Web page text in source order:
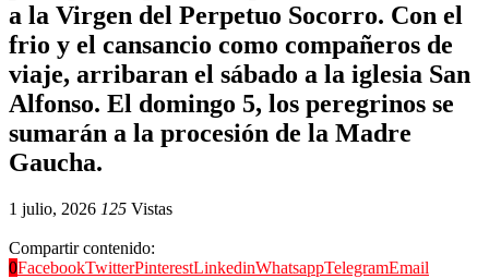
a la Virgen del Perpetuo Socorro. Con el
frio y el cansancio como compañeros de
viaje, arribaran el sábado a la iglesia San
Alfonso. El domingo 5, los peregrinos se
sumarán a la procesión de la Madre
Gaucha.
1 julio, 2026 125 Vistas
Compartir contenido:
0FacebookTwitterPinterestLinkedinWhatsappTelegramEmail